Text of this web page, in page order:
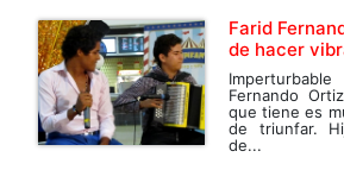
Farid
de hacer
Fernando
que tiene es
de triunfar.
de...